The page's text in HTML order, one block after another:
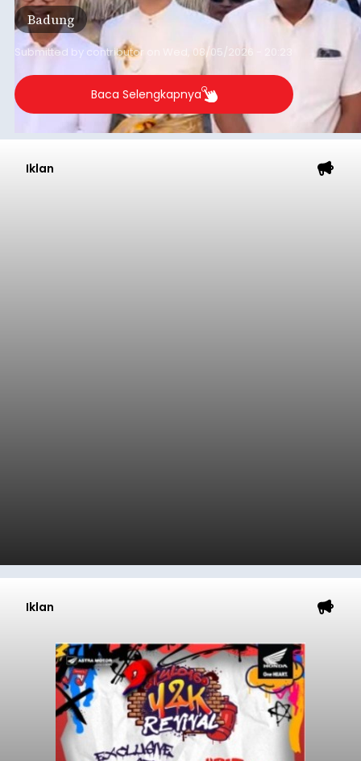
Badung
Submitted by contributor Wed, 08/05/2026 - 20:23
Baca Selengkapnya
Iklan
Iklan